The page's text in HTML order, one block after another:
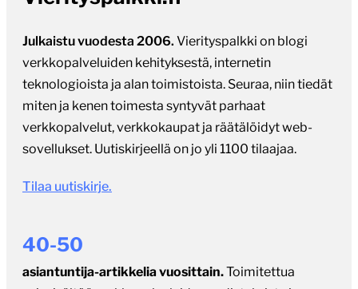
Julkaistu vuodesta 2006. Vierityspalkki on blogi
verkkopalveluiden kehityksestä, internetin
teknologioista ja alan toimistoista. Seuraa, niin tiedät
miten ja kenen toimesta syntyvät parhaat
verkkopalvelut, verkkokaupat ja räätälöidyt web-
sovellukset. Uutiskirjeellä on jo yli 1100 tilaajaa.
Tilaa uutiskirje.
40-50
asiantuntija-artikkelia vuosittain.Toimitettua